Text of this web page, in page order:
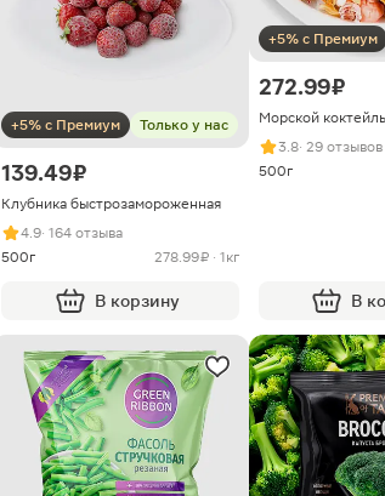
+5% с Премиум Только у нас
139.49 ₽
Клубника быстрозамороженная
4.9· 164 отзыва
500г
278.99 ₽ · 1кг
В корзину
+5% с Премиум
272.99 ₽
Морской коктейль
3.8· 29 отзывов
500г
В